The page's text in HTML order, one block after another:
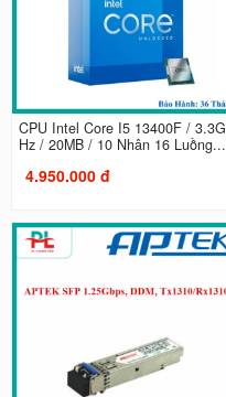
CPU Intel Core I5 13400F / 3.3G
Hz / 20MB / 10 Nhân 16 Luồng...
4.950.000 đ